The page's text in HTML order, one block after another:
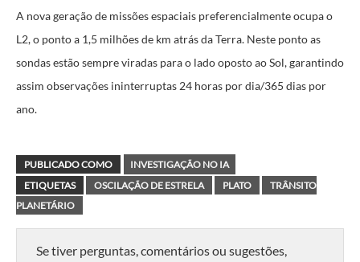
A nova geração de missões espaciais preferencialmente ocupa o
L2, o ponto a 1,5 milhões de km atrás da Terra. Neste ponto as
sondas estão sempre viradas para o lado oposto ao Sol, garantindo
assim observações ininterruptas 24 horas por dia/365 dias por
ano.
PUBLICADO COMO
INVESTIGAÇÃO NO IA
ETIQUETAS
OSCILAÇÃO DE ESTRELA PLATO
TRÂNSITO
PLANETÁRIO
Se tiver perguntas, comentários ou sugestões,